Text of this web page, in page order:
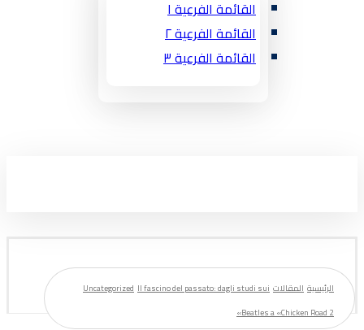
القائمة الفرعية ١
القائمة الفرعية ٢
القائمة الفرعية ٣
الرئيسية المقالات Uncategorized Il fascino del passato: dagli studi sui
Beatles a «Chicken Road 2»